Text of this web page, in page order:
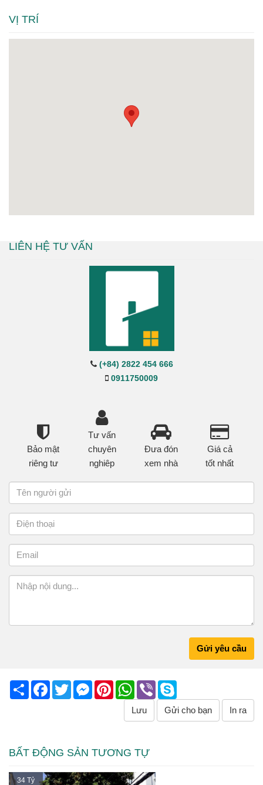
VỊ TRÍ
LIÊN HỆ TƯ VẤN
(+84) 2822 454 666
0911750009
Bảo mật
riêng tư
Tư vấn
chuyên
nghiêp
Đưa đón
xem nhà
Giá cả
tốt nhất
Gửi yêu cầu
Share Facebook
TwitterMessenger
PinterestWhatsApp
Viber
Lưu Gửi cho bạn In ra
BẤT ĐỘNG SẢN TƯƠNG TỰ
34 Tỷ